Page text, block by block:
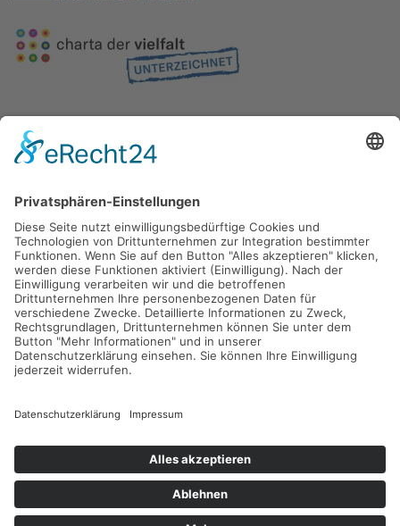
Gefördert durch die
Freie und Hansestadt Hamburg
SUCHT.HAMBURG gGmbH
Datenschutz Impressum Sitemap